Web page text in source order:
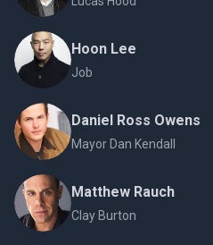
Hoon Lee
Job
Daniel Ross Owens
Mayor Dan Kendall
Matthew Rauch
Clay Burton